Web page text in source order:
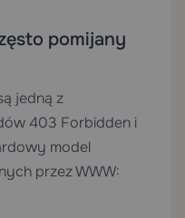
pomijany
jedną z
403 Forbidden i
model
przez WWW: